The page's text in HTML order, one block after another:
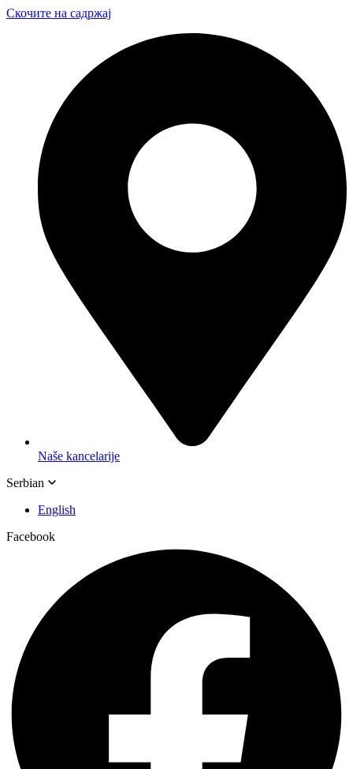
Скочите на садржај
Naše kancelarije
Serbian
English
Facebook